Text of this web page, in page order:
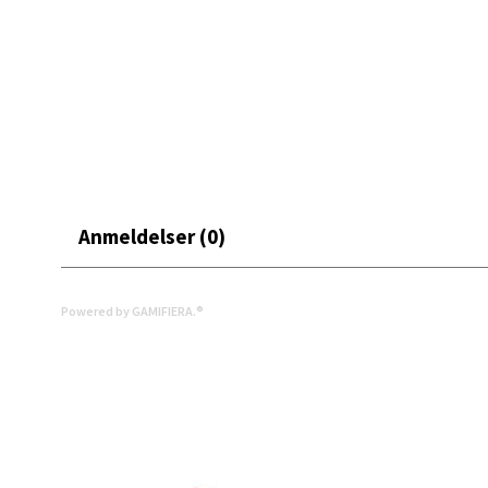
Anmeldelser (0)
Powered by GAMIFIERA.®
Mo